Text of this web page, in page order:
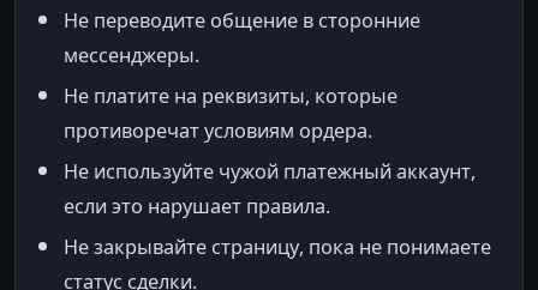
Не переводите общение в сторонние
мессенджеры.
Не платите на реквизиты, которые
противоречат условиям ордера.
Не используйте чужой платежный аккаунт,
если это нарушает правила.
Не закрывайте страницу, пока не понимаете